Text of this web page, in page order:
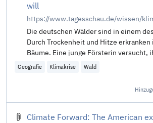
will
Die deutschen Wälder sind in einem
Durch Trockenheit und Hitze
Bäume. Eine junge Försterin versucht,
Artenmix durch den Klimawandel zu
Geografie Klimakrise Wald
Climate Forward: The American